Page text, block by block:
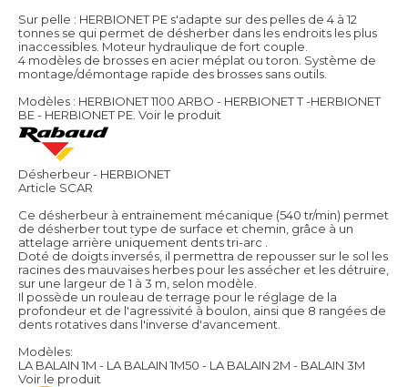
Sur pelle : HERBIONET PE s'adapte sur des pelles de 4 à 12
tonnes se qui permet de désherber dans les endroits les plus
inaccessibles. Moteur hydraulique de fort couple.
4 modèles de brosses en acier méplat ou toron. Système de
montage/démontage rapide des brosses sans outils.
Modèles : HERBIONET 1100 ARBO - HERBIONET T -HERBIONET
BE - HERBIONET PE. Voir le produit
Désherbeur - HERBIONET
Article SCAR
Ce désherbeur à entrainement mécanique (540 tr/min) permet
de désherber tout type de surface et chemin, grâce à un
attelage arrière uniquement dents tri-arc .
Doté de doigts inversés, il permettra de repousser sur le sol les
racines des mauvaises herbes pour les assécher et les détruire,
sur une largeur de 1 à 3 m, selon modèle.
Il possède un rouleau de terrage pour le réglage de la
profondeur et de l'agressivité à boulon, ainsi que 8 rangées de
dents rotatives dans l'inverse d'avancement.
Modèles:
LA BALAIN 1M - LA BALAIN 1M50 - LA BALAIN 2M - BALAIN 3M
Voir le produit